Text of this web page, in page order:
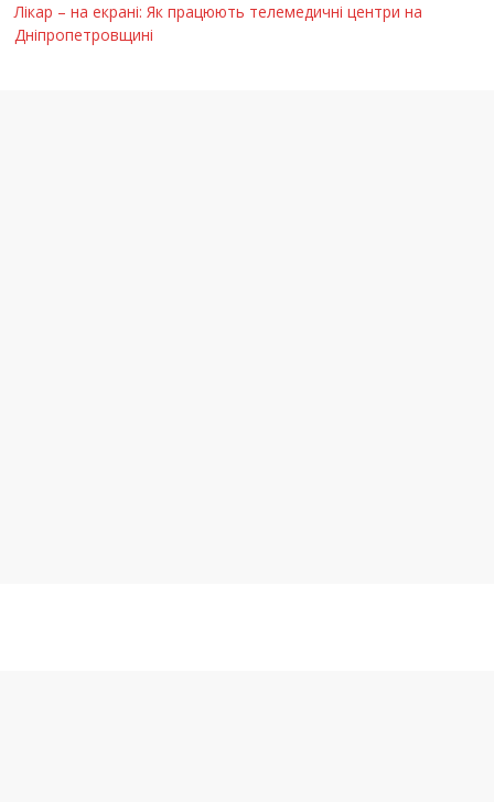
Лікар – на екрані: Як працюють телемедичні центри на
Дніпропетровщині